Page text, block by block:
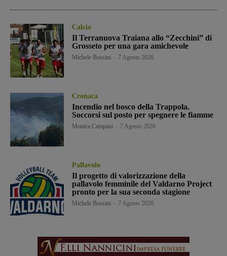
Calcio
Il Terranuova Traiana allo “Zecchini” di
Grosseto per una gara amichevole
Michele Bossini 7 Agosto 2026
Cronaca
Incendio nel bosco della Trappola.
Soccorsi sul posto per spegnere le fiamme
Monica Campani 7 Agosto 2026
Pallavolo
Il progetto di valorizzazione della
pallavolo femminile del Valdarno Project
pronto per la sua seconda stagione
Michele Bossini 7 Agosto 2026